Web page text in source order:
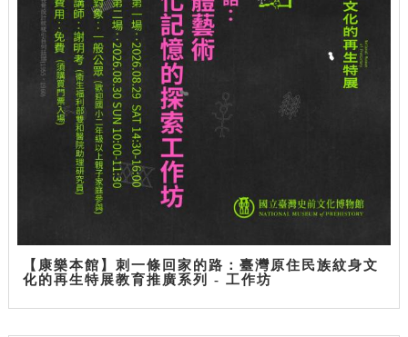
【康樂本館】刺一條回家的路：臺灣原住民族紋身文
化的再生特展教育推廣系列 - 工作坊